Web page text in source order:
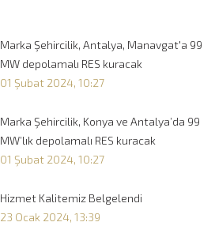
Marka Şehircilik, Antalya, Manavgat'a 99
MW depolamalı RES kuracak
01 Şubat 2024, 10:27
Marka Şehircilik, Konya ve Antalya’da 99
MW’lık depolamalı RES kuracak
01 Şubat 2024, 10:27
Hizmet Kalitemiz Belgelendi
23 Ocak 2024, 13:39